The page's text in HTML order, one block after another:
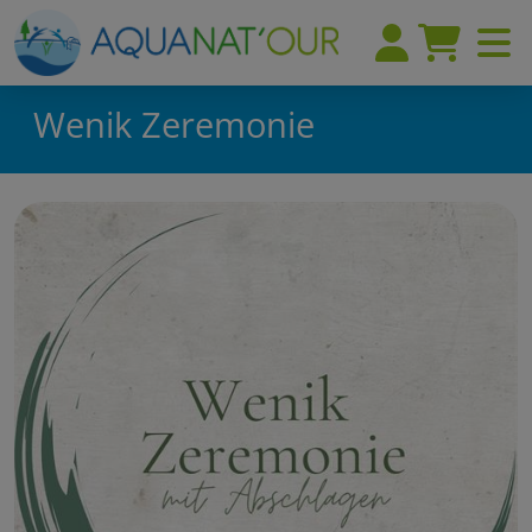
Wenik Zeremonie